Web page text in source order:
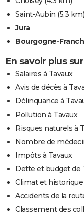
Saint-Aubin (5.3 km)
Jura
Bourgogne-
En savoir plus
Salaires à Tavaux
Avis de décès à
Délinquance à
Pollution à Tavaux
Risques naturels à
Nombre de
Impôts à Tavaux
Dette et budget de
Climat et
Accidents de la
Classement des